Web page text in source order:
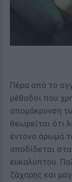
Πέρα από το
μέθοδοι που
απομάκρυνση
θεωρείται ότι
έντονο άρωμά
αποδίδεται
ευκαλύπτου.
ζάχαρης και